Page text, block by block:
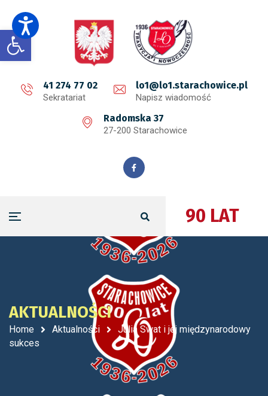
Open toolbar
41 274 77 02
Sekratariat
lo1@lo1.starachowice.pl
Napisz wiadomość
Radomska 37
27-200 Starachowice
90 LAT
AKTUALNOŚCI
Home Aktualności
Julia Swat i jej międzynarodowy
sukces